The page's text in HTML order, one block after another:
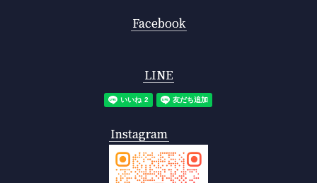
Facebook
LINE
Instagram